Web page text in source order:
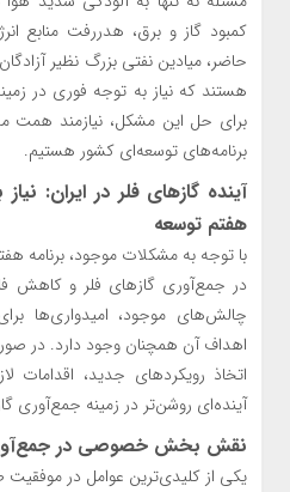
کمبود گاز و برق، هدررفت منابع
حاضر، میادین نفتی بزرگ نظیر
هستند که نیاز به توجه فوری در
برای حل این مشکل، نیازمند همت
برنامه‌های توسعه‌ای کشور هستیم.
آینده گازهای فلر در ایران:
هفتم توسعه
با توجه به مشکلات موجود، برنامه
در جمع‌آوری گازهای فلر و کاهش
چالش‌های موجود، امیدواری‌ها
اهداف آن همچنان وجود دارد. در
اتخاذ رویکردهای جدید، اقدامات
آینده‌ای روشن‌تر در زمینه جمع‌آوری
نقش بخش خصوصی در
یکی از کلیدی‌ترین عوامل در